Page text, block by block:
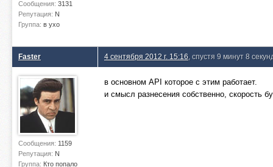
Сообщения: 3131
Репутация: N
Группа: в ухо
Faster
Сообщения: 1159
Репутация: N
Группа: Кто попало
4 сентября 2012 г. 15:16 , спустя 9 минут 8
в основном API которое с этим работает.
и смысл разнесения собственно, скорость